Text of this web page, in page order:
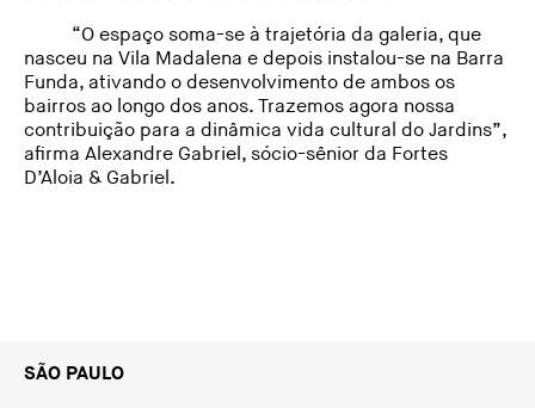
“O espaço soma-se à trajetória da galeria, que
nasceu na Vila Madalena e depois instalou-se na Barra
Funda, ativando o desenvolvimento de ambos os
bairros ao longo dos anos. Trazemos agora nossa
contribuição para a dinâmica vida cultural do Jardins”,
afirma Alexandre Gabriel, sócio-sênior da Fortes
D’Aloia & Gabriel.
SÃO PAULO